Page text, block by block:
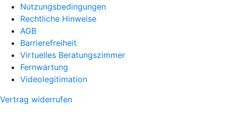
Nutzungsbedingungen
Rechtliche Hinweise
AGB
Barrierefreiheit
Virtuelles Beratungszimmer
Fernwartung
Videolegitimation
Vertrag widerrufen